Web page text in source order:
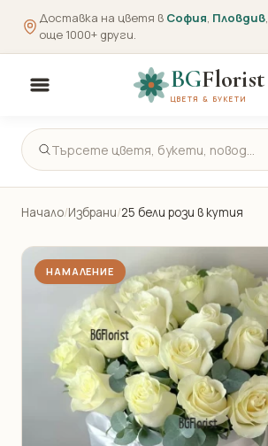
Доставка на цветя в София, Пловдив,
още 1000+ други.
BGFlorist
ЦВЕТЯ & БУКЕТИ
Начало/Избрани/25 бели рози в кутия
НАМАЛЕНИЕ